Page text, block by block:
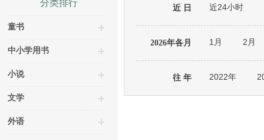
分类排行
童书
中小学用书
小说
文学
外语
近 日 近24小时
2026年各月 1月 2月
往 年 2022年